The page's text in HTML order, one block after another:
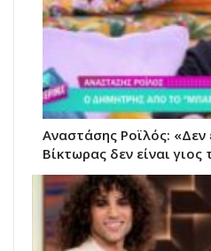
Αναστάσης Ροϊλός: «Δεν
Βίκτωρας δεν είναι